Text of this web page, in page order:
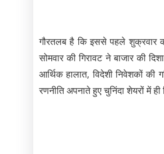
गौरतलब है कि इससे पहले शुक्रवार
सोमवार की गिरावट ने बाजार की
आर्थिक हालात, विदेशी निवेशकों
रणनीति अपनाते हुए चुनिंदा शेयरों में